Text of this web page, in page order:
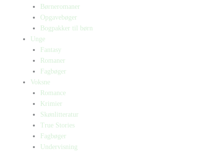
Børneromaner
Opgavebøger
Bogpakker til børn
Unge
Fantasy
Romaner
Fagbøger
Voksne
Romance
Krimier
Skønlitteratur
True Stories
Fagbøger
Undervisning